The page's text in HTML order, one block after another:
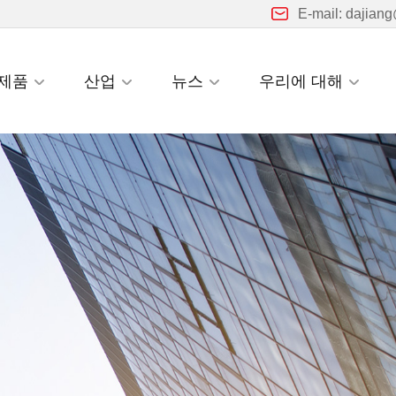
E-mail:
품 산업 뉴스 우리에 대해